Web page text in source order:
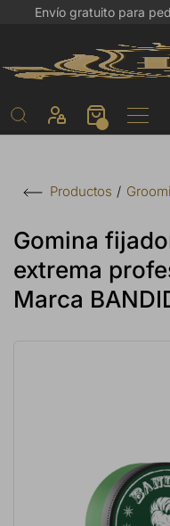
Envío gratuito para
Productos
Gomina
extrema
Marca